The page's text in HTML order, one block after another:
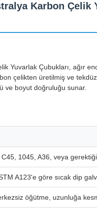
Karbon Çelik
Yuvarlak Çubukları, ağır
çelikten üretilmiş ve
ve boyut doğruluğu sunar.
C45, 1045, A36, veya
A123'e göre sıcak dip
öğütme, uzunluğa